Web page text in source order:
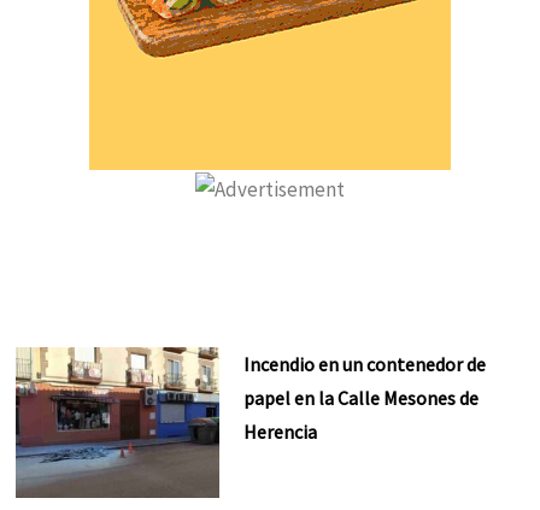
Incendio en un contenedor de
papel en la Calle Mesones de
Herencia